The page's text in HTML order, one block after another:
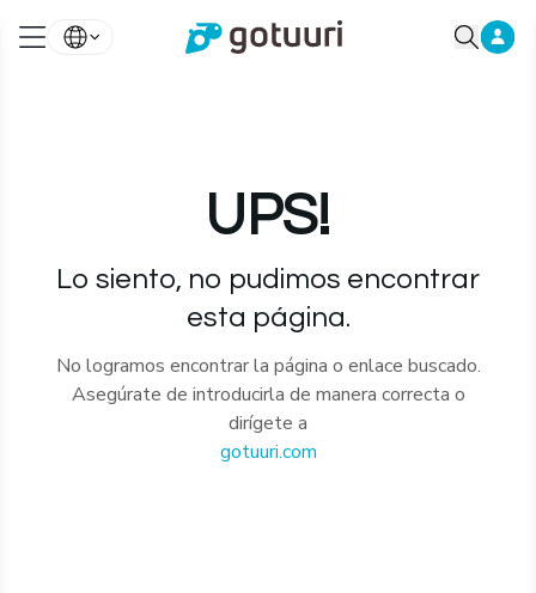
UPS!
Lo siento, no pudimos encontrar
esta página.
No logramos encontrar la página o enlace buscado.
Asegúrate de introducirla de manera correcta o
dirígete a
gotuuri.com